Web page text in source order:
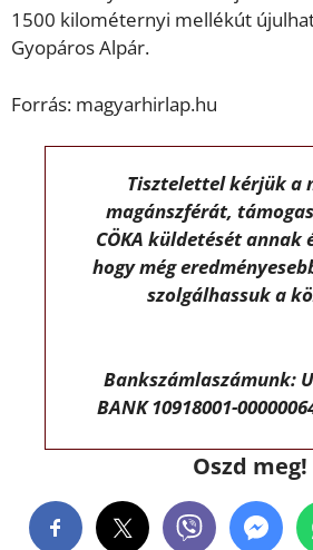
1500 kilométernyi mellékút
Gyopáros Alpár.
Forrás: magyarhirlap.hu
Tisztelettel kérjük a
magánszférát,
CÖKA küldetését annak
hogy még
szolgálhassuk a
Bankszámlaszámunk:
BANK 10918001-
Oszd meg!